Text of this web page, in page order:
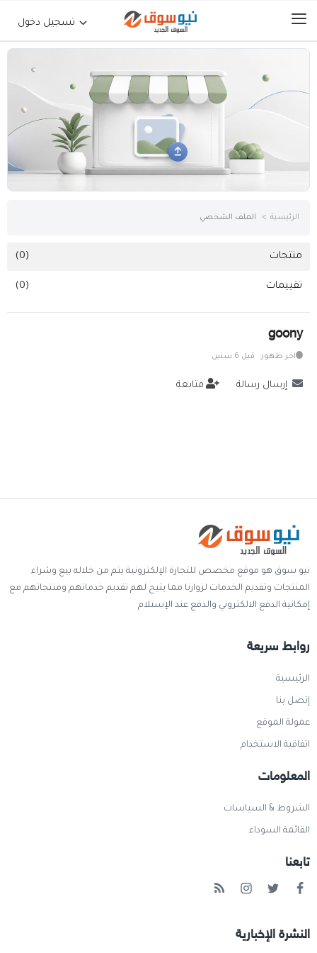
تسجيل دخول
الرئيسية
جوالات أجهزة لوحية
أثاث وديكورات
خدمات
الرئيسية الملف الشخصي
منتجات (0)
تقييمات (0)
goony
اخر ظهور: قبل 6 سنين
إرسال رسالة متابعة
نيو سوق هو موقع مخصص للتجارة الإلكترونية يتم من خلاله بيع وشراء
المنتجات وتقديم الخدمات لزوارنا مما يتيح لهم تقديم خدماتهم ومنتجاتهم مع
إمكانية الدفع الالكتروني والدفع عند الإستلام
روابط سريعة
الرئيسية
إتصل بنا
عمولة الموقع
اتفاقية الاستخدام
المعلومات
الشروط & السياسات
القائمة السوداء
تابعنا
النشرة الإخبارية